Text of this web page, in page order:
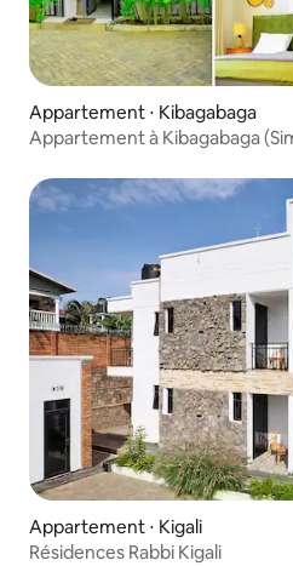
Appartement ⋅ Kibagabaga
Appartement à Kibagabaga
Appartement ⋅ Kigali
Résidences Rabbi Kigali